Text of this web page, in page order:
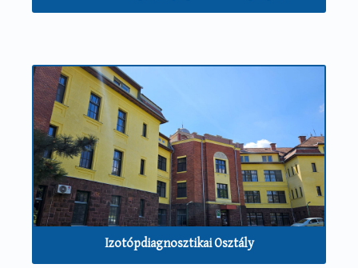
Izotópdiagnosztikai Osztály